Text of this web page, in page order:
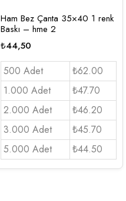
Ham Bez Çanta 35×40 1 renk
Baskı – hme 2
₺44,50
500 Adet
₺62.00
1.000 Adet
₺47.70
2.000 Adet
₺46.20
3.000 Adet
₺45.70
5.000 Adet
₺44.50